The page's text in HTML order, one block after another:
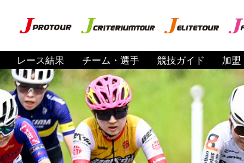
レース結果 チーム・選手 競技ガイド 加盟